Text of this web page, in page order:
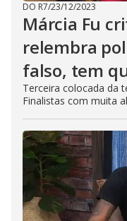
DO R7/23/12/2023
Márcia Fu
relembra
falso, tem
Terceira colocada da
Finalistas com muita